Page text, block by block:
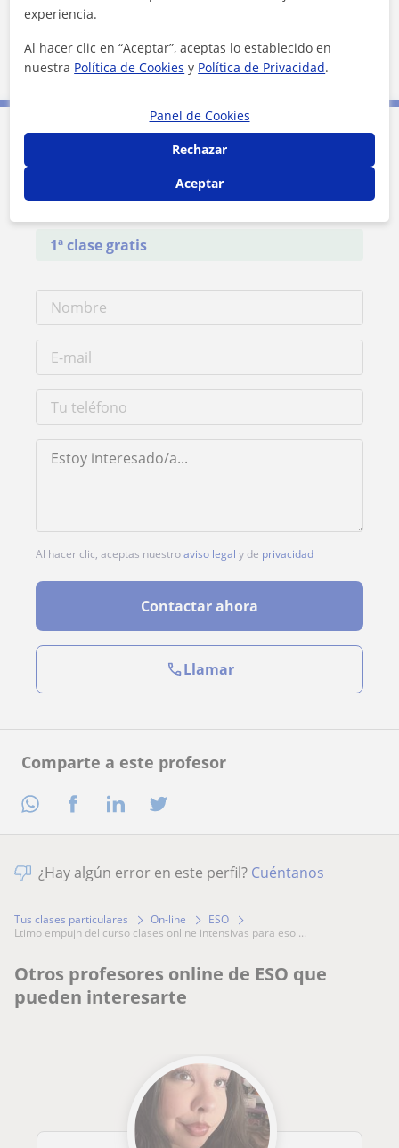
Comparte a este profesor
Contacta con Manu
Tarifa 13€/h
1ª clase gratis
Al hacer clic, aceptas nuestroaviso legal y de privacidad
Contactar ahora
Llamar
¿Hay algún error en este perfil? Cuéntanos
Tus clases particulares On-line
ESO
ltimo empujn del curso clases online intensivas para eso ...
Otros profesores online de ESO que
pueden interesarte
experiencia.
Al hacer clic en “Aceptar”, aceptas lo establecido en
nuestra Política de Cookies y Política de Privacidad.
Panel de Cookies
Rechazar
Aceptar